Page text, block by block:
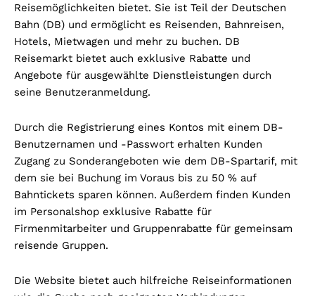
Reisemöglichkeiten bietet. Sie ist Teil der Deutschen
Bahn (DB) und ermöglicht es Reisenden, Bahnreisen,
Hotels, Mietwagen und mehr zu buchen. DB
Reisemarkt bietet auch exklusive Rabatte und
Angebote für ausgewählte Dienstleistungen durch
seine Benutzeranmeldung.
Durch die Registrierung eines Kontos mit einem DB-
Benutzernamen und -Passwort erhalten Kunden
Zugang zu Sonderangeboten wie dem DB-Spartarif, mit
dem sie bei Buchung im Voraus bis zu 50 % auf
Bahntickets sparen können. Außerdem finden Kunden
im Personalshop exklusive Rabatte für
Firmenmitarbeiter und Gruppenrabatte für gemeinsam
reisende Gruppen.
Die Website bietet auch hilfreiche Reiseinformationen